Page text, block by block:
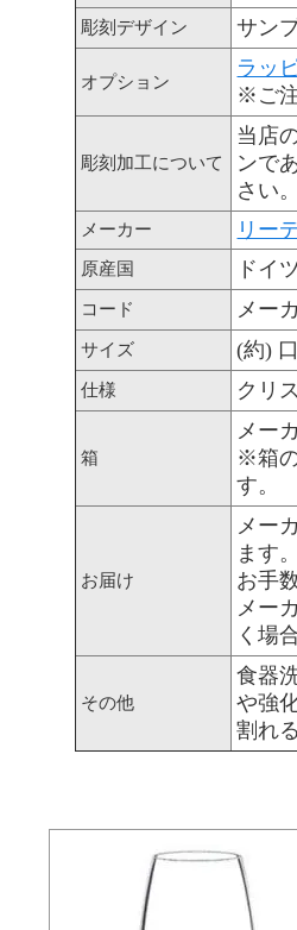
彫刻デザイン サン
オプション
ラッ
※ご
彫刻加工について
当店
ンで
さい
メーカー リー
原産国 ドイ
コード メー
サイズ (約)
仕様 クリ
箱
メー
※箱
す。
お届け
メー
ます
お手
メー
く場
その他
食器
や強
割れ